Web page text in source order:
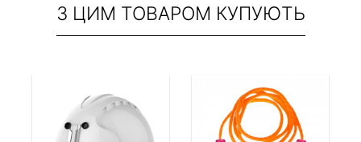
З ЦИМ ТОВАРОМ КУПУЮТЬ